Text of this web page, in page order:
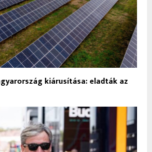
kiárusítása: eladták az